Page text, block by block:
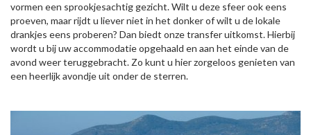
vormen een sprookjesachtig gezicht. Wilt u deze sfeer ook eens
proeven, maar rijdt u liever niet in het donker of wilt u de lokale
drankjes eens proberen? Dan biedt onze transfer uitkomst. Hierbij
wordt u bij uw accommodatie opgehaald en aan het einde van de
avond weer teruggebracht. Zo kunt u hier zorgeloos genieten van
een heerlijk avondje uit onder de sterren.